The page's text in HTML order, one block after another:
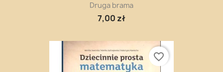
Druga brama
7,00 zł
favorite_border